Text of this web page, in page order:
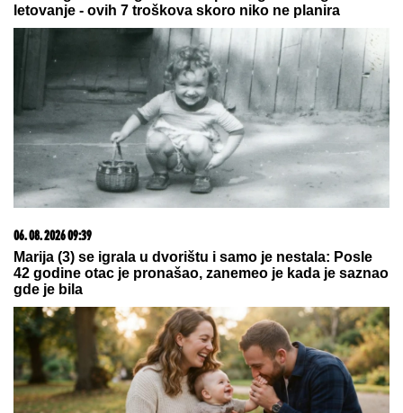
POGLEDAJTE: Objavljeni prvi snimci Modžtabe
Hamneija kao vrhovnog vođe Irana (VIDEO)
VUKAO ŽENU ZA KOSU, PA JE
ŠTAPOM UDARIO DIREKTNO U
GLAVU!Jezivo nasilje u porodici:
Istrčala na ulicu u panici, nasilnik je
stigao, prolaznici sprečili katastrofu
POBUNA U SAKSONIJI: Desničari
traže pad vlade, Nemačka pred
raspadom